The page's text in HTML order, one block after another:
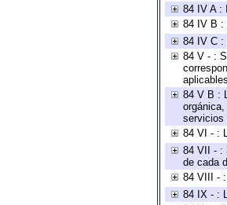
84 IV A :
84 IV B :
84 IV C :
84 V - :
84 V B :
servicios
84 VI - :
84 VII - :
de cada
84 VIII -
84 IX - :